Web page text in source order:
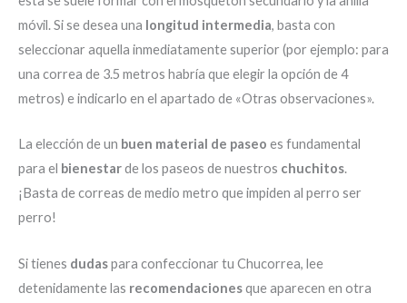
móvil. Si se desea una longitud intermedia, basta con
seleccionar aquella inmediatamente superior (por ejemplo: para
una correa de 3.5 metros habría que elegir la opción de 4
metros) e indicarlo en el apartado de «Otras observaciones».
La elección de un buen material de paseo es fundamental
para el bienestarde los paseos de nuestros chuchitos.
¡Basta de correas de medio metro que impiden al perro ser
perro!
Si tienes dudaspara confeccionar tu Chucorrea, lee
detenidamente las recomendacionesque aparecen en otra